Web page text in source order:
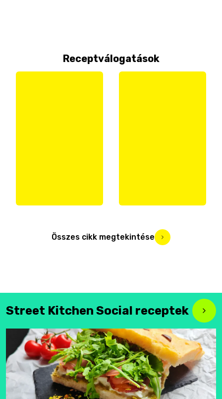
Receptválogatások
Összes cikk megtekintése
Street Kitchen Social receptek